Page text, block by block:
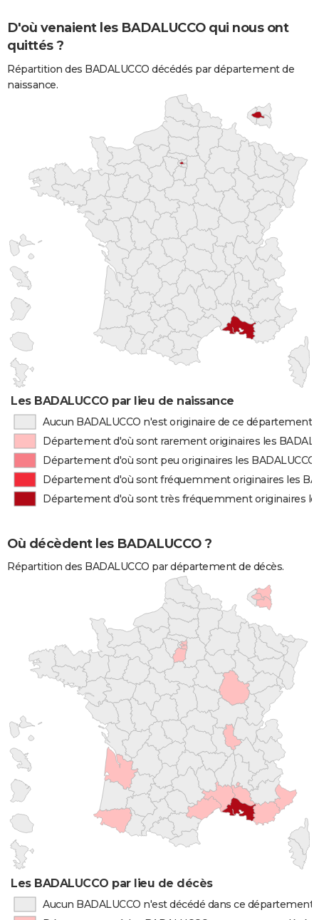
D'où venaient les BADALUCCO qui nous ont
quittés ?
Répartition des BADALUCCO décédés par département de
naissance.
Les BADALUCCO par lieu de naissance
Aucun BADALUCCO n'est originaire de ce département
Département d'où sont rarement originaires les
Département d'où sont peu originaires les BADALUCCO
Département d'où sont fréquemment originaires les
Département d'où sont très fréquemment originaires
Où décèdent les BADALUCCO ?
Répartition des BADALUCCO par département de décès.
Les BADALUCCO par lieu de décès
Aucun BADALUCCO n'est décédé dans ce département